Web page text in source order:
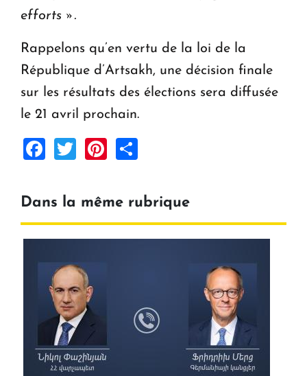
efforts ».
Rappelons qu’en vertu de la loi de la
République d’Artsakh, une décision finale
sur les résultats des élections sera diffusée
le 21 avril prochain.
Facebook
TwitterPinterest
Dans la même rubrique